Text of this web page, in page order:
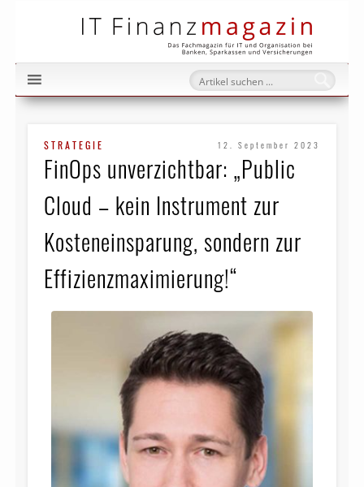
STRATEGIE 12. September 2023
FinOps unverzichtbar: „Public
Cloud – kein Instrument zur
Kosteneinsparung, sondern zur
Effizienzmaximierung!“